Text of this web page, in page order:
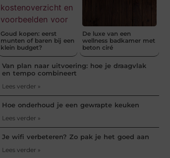
Goud kopen: eerst
munten of baren bij een
klein budget?
De luxe van een
wellness badkamer met
beton ciré
Van plan naar uitvoering: hoe je draagvlak
en tempo combineert
Lees verder »
Hoe onderhoud je een gewrapte keuken
Lees verder »
Je wifi verbeteren? Zo pak je het goed aan
Lees verder »